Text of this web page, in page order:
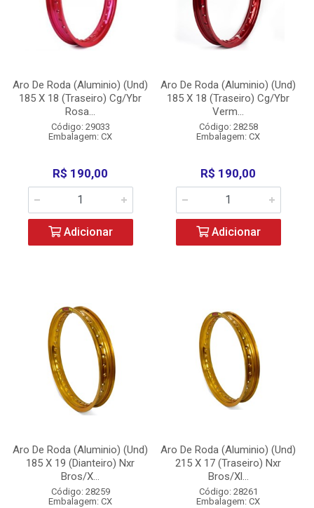
Aro De Roda (Aluminio) (Und)
185 X 18 (Traseiro) Cg/Ybr
Rosa...
Código: 29033
Embalagem: CX
R$ 190,00
Adicionar
Aro De Roda (Aluminio) (Und)
185 X 18 (Traseiro) Cg/Ybr
Verm...
Código: 28258
Embalagem: CX
R$ 190,00
Adicionar
Aro De Roda (Aluminio) (Und)
185 X 19 (Dianteiro) Nxr
Bros/X...
Código: 28259
Embalagem: CX
Aro De Roda (Aluminio) (Und)
215 X 17 (Traseiro) Nxr
Bros/Xl...
Código: 28261
Embalagem: CX